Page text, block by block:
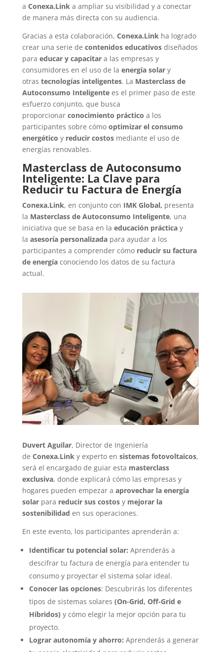
a Conexa.Link a ampliar su visibilidad y a conectar
de manera más directa con su audiencia.
Gracias a esta colaboración, Conexa.Link ha logrado
crear una serie de contenidos educativosdiseñados
para educar y capacitara las empresas y
consumidores en el uso de la energía solary
otras tecnologías inteligentes. La Masterclass de
Autoconsumo Inteligentees el primer paso de este
esfuerzo conjunto, que busca
proporcionar conocimiento práctico a los
participantes sobre cómo optimizar el consumo
energético y reducir costosmediante el uso de
energías renovables.
Masterclass de Autoconsumo
Inteligente: La Clave para
Reducir tu Factura de Energía
Conexa.Link, en conjunto con IMK Global, presenta
la Masterclass de Autoconsumo Inteligente, una
iniciativa que se basa en la educación prácticay
la asesoría personalizadapara ayudar a los
participantes a comprender cómo reducir su factura
de energíaconociendo los datos de su factura
actual.
Duvert Aguilar, Director de Ingeniería
de Conexa.Link y experto en sistemas fotovoltaicos,
será el encargado de guiar esta masterclass
exclusiva, donde explicará cómo las empresas y
hogares pueden empezar a aprovechar la energía
solarpara reducir sus costosy mejorar la
sostenibilidad en sus operaciones.
En este evento, los participantes aprenderán a:
Identificar tu potencial solar: Aprenderás a
descifrar tu factura de energía para entender tu
consumo y proyectar el sistema solar ideal.
Conocer las opciones: Descubrirás los diferentes
tipos de sistemas solares (On-Grid, Off-Grid e
Híbridos) y cómo elegir la mejor opción para tu
proyecto.
Lograr autonomía y ahorro: Aprenderás a generar